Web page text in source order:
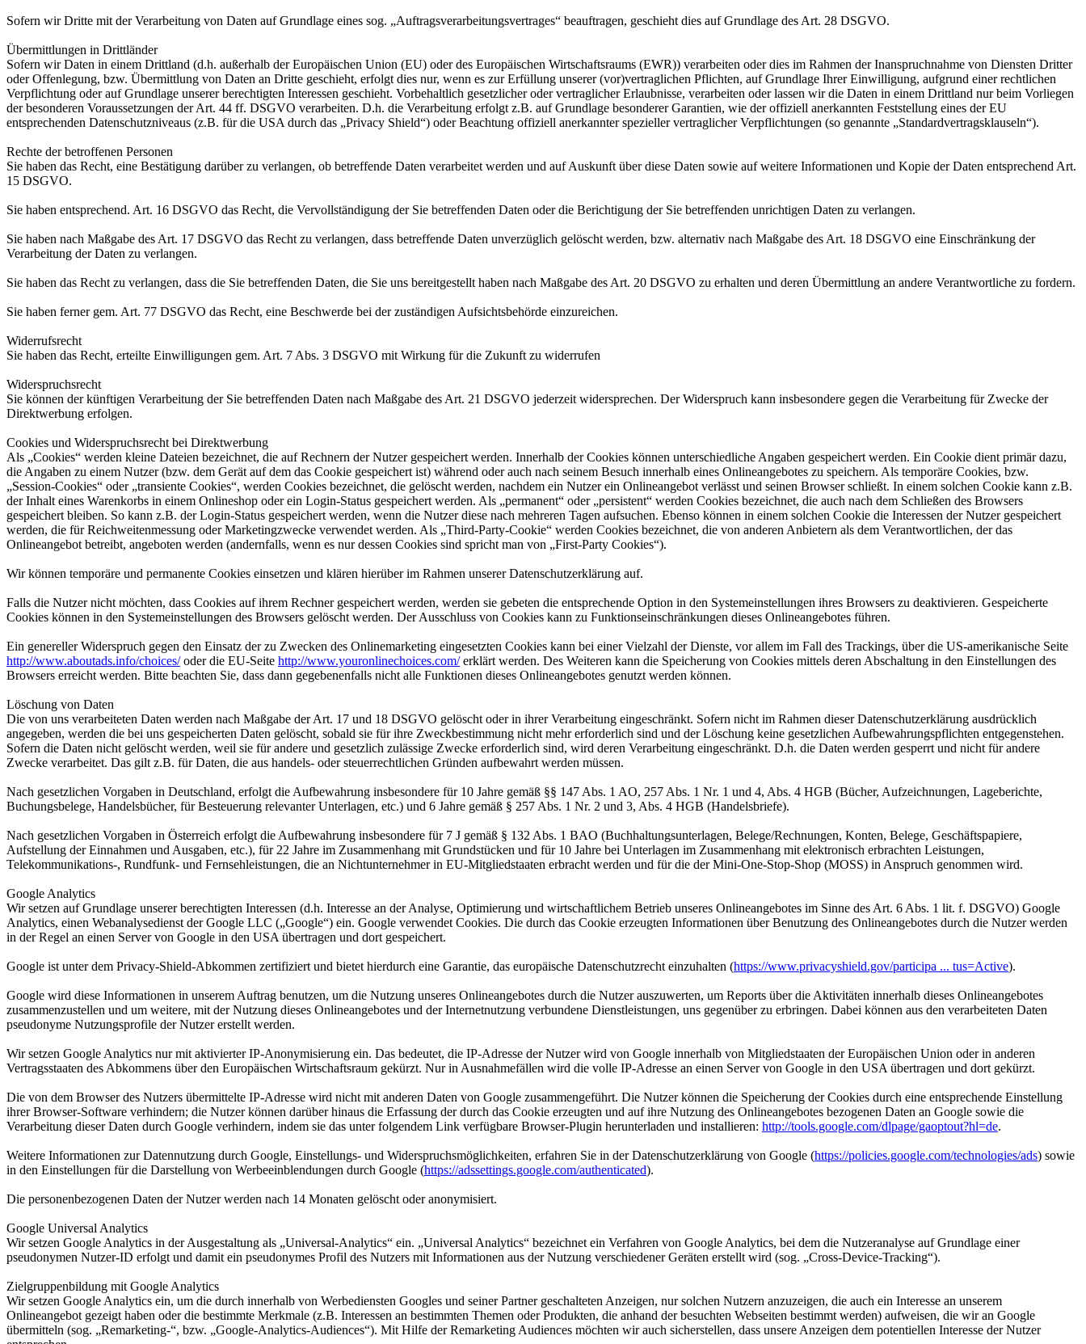
Sofern wir Dritte mit der Verarbeitung von Daten auf Grundlage eines sog. „Auftragsverarbeitungsvertrages“ beauftragen, geschieht dies auf Grundlage des Art. 28 DSGVO.
Übermittlungen in Drittländer
Sofern wir Daten in einem Drittland (d.h. außerhalb der Europäischen Union (EU) oder des Europäischen Wirtschaftsraums (EWR)) verarbeiten oder dies im Rahmen der Inanspruchnahme von Diensten Dritter
oder Offenlegung, bzw. Übermittlung von Daten an Dritte geschieht, erfolgt dies nur, wenn es zur Erfüllung unserer (vor)vertraglichen Pflichten, auf Grundlage Ihrer Einwilligung, aufgrund einer rechtlichen
Verpflichtung oder auf Grundlage unserer berechtigten Interessen geschieht. Vorbehaltlich gesetzlicher oder vertraglicher Erlaubnisse, verarbeiten oder lassen wir die Daten in einem Drittland nur beim Vorliegen
der besonderen Voraussetzungen der Art. 44 ff. DSGVO verarbeiten. D.h. die Verarbeitung erfolgt z.B. auf Grundlage besonderer Garantien, wie der offiziell anerkannten Feststellung eines der EU
entsprechenden Datenschutzniveaus (z.B. für die USA durch das „Privacy Shield“) oder Beachtung offiziell anerkannter spezieller vertraglicher Verpflichtungen (so genannte „Standardvertragsklauseln“).
Rechte der betroffenen Personen
Sie haben das Recht, eine Bestätigung darüber zu verlangen, ob betreffende Daten verarbeitet werden und auf Auskunft über diese Daten sowie auf weitere Informationen und Kopie der Daten entsprechend Art.
15 DSGVO.
Sie haben entsprechend. Art. 16 DSGVO das Recht, die Vervollständigung der Sie betreffenden Daten oder die Berichtigung der Sie betreffenden unrichtigen Daten zu verlangen.
Sie haben nach Maßgabe des Art. 17 DSGVO das Recht zu verlangen, dass betreffende Daten unverzüglich gelöscht werden, bzw. alternativ nach Maßgabe des Art. 18 DSGVO eine Einschränkung der
Verarbeitung der Daten zu verlangen.
Sie haben das Recht zu verlangen, dass die Sie betreffenden Daten, die Sie uns bereitgestellt haben nach Maßgabe des Art. 20 DSGVO zu erhalten und deren Übermittlung an andere Verantwortliche zu fordern.
Sie haben ferner gem. Art. 77 DSGVO das Recht, eine Beschwerde bei der zuständigen Aufsichtsbehörde einzureichen.
Widerrufsrecht
Sie haben das Recht, erteilte Einwilligungen gem. Art. 7 Abs. 3 DSGVO mit Wirkung für die Zukunft zu widerrufen
Widerspruchsrecht
Sie können der künftigen Verarbeitung der Sie betreffenden Daten nach Maßgabe des Art. 21 DSGVO jederzeit widersprechen. Der Widerspruch kann insbesondere gegen die Verarbeitung für Zwecke der
Direktwerbung erfolgen.
Cookies und Widerspruchsrecht bei Direktwerbung
Als „Cookies“ werden kleine Dateien bezeichnet, die auf Rechnern der Nutzer gespeichert werden. Innerhalb der Cookies können unterschiedliche Angaben gespeichert werden. Ein Cookie dient primär dazu,
die Angaben zu einem Nutzer (bzw. dem Gerät auf dem das Cookie gespeichert ist) während oder auch nach seinem Besuch innerhalb eines Onlineangebotes zu speichern. Als temporäre Cookies, bzw.
„Session-Cookies“ oder „transiente Cookies“, werden Cookies bezeichnet, die gelöscht werden, nachdem ein Nutzer ein Onlineangebot verlässt und seinen Browser schließt. In einem solchen Cookie kann z.B.
der Inhalt eines Warenkorbs in einem Onlineshop oder ein Login-Status gespeichert werden. Als „permanent“ oder „persistent“ werden Cookies bezeichnet, die auch nach dem Schließen des Browsers
gespeichert bleiben. So kann z.B. der Login-Status gespeichert werden, wenn die Nutzer diese nach mehreren Tagen aufsuchen. Ebenso können in einem solchen Cookie die Interessen der Nutzer gespeichert
werden, die für Reichweitenmessung oder Marketingzwecke verwendet werden. Als „Third-Party-Cookie“ werden Cookies bezeichnet, die von anderen Anbietern als dem Verantwortlichen, der das
Onlineangebot betreibt, angeboten werden (andernfalls, wenn es nur dessen Cookies sind spricht man von „First-Party Cookies“).
Wir können temporäre und permanente Cookies einsetzen und klären hierüber im Rahmen unserer Datenschutzerklärung auf.
Falls die Nutzer nicht möchten, dass Cookies auf ihrem Rechner gespeichert werden, werden sie gebeten die entsprechende Option in den Systemeinstellungen ihres Browsers zu deaktivieren. Gespeicherte
Cookies können in den Systemeinstellungen des Browsers gelöscht werden. Der Ausschluss von Cookies kann zu Funktionseinschränkungen dieses Onlineangebotes führen.
Ein genereller Widerspruch gegen den Einsatz der zu Zwecken des Onlinemarketing eingesetzten Cookies kann bei einer Vielzahl der Dienste, vor allem im Fall des Trackings, über die US-amerikanische Seite
http://www.aboutads.info/choices/oder die EU-Seite http://www.youronlinechoices.com/erklärt werden. Des Weiteren kann die Speicherung von Cookies mittels deren Abschaltung in den Einstellungen des
Browsers erreicht werden. Bitte beachten Sie, dass dann gegebenenfalls nicht alle Funktionen dieses Onlineangebotes genutzt werden können.
Löschung von Daten
Die von uns verarbeiteten Daten werden nach Maßgabe der Art. 17 und 18 DSGVO gelöscht oder in ihrer Verarbeitung eingeschränkt. Sofern nicht im Rahmen dieser Datenschutzerklärung ausdrücklich
angegeben, werden die bei uns gespeicherten Daten gelöscht, sobald sie für ihre Zweckbestimmung nicht mehr erforderlich sind und der Löschung keine gesetzlichen Aufbewahrungspflichten entgegenstehen.
Sofern die Daten nicht gelöscht werden, weil sie für andere und gesetzlich zulässige Zwecke erforderlich sind, wird deren Verarbeitung eingeschränkt. D.h. die Daten werden gesperrt und nicht für andere
Zwecke verarbeitet. Das gilt z.B. für Daten, die aus handels- oder steuerrechtlichen Gründen aufbewahrt werden müssen.
Nach gesetzlichen Vorgaben in Deutschland, erfolgt die Aufbewahrung insbesondere für 10 Jahre gemäß §§ 147 Abs. 1 AO, 257 Abs. 1 Nr. 1 und 4, Abs. 4 HGB (Bücher, Aufzeichnungen, Lageberichte,
Buchungsbelege, Handelsbücher, für Besteuerung relevanter Unterlagen, etc.) und 6 Jahre gemäß § 257 Abs. 1 Nr. 2 und 3, Abs. 4 HGB (Handelsbriefe).
Nach gesetzlichen Vorgaben in Österreich erfolgt die Aufbewahrung insbesondere für 7 J gemäß § 132 Abs. 1 BAO (Buchhaltungsunterlagen, Belege/Rechnungen, Konten, Belege, Geschäftspapiere,
Aufstellung der Einnahmen und Ausgaben, etc.), für 22 Jahre im Zusammenhang mit Grundstücken und für 10 Jahre bei Unterlagen im Zusammenhang mit elektronisch erbrachten Leistungen,
Telekommunikations-, Rundfunk- und Fernsehleistungen, die an Nichtunternehmer in EU-Mitgliedstaaten erbracht werden und für die der Mini-One-Stop-Shop (MOSS) in Anspruch genommen wird.
Google Analytics
Wir setzen auf Grundlage unserer berechtigten Interessen (d.h. Interesse an der Analyse, Optimierung und wirtschaftlichem Betrieb unseres Onlineangebotes im Sinne des Art. 6 Abs. 1 lit. f. DSGVO) Google
Analytics, einen Webanalysedienst der Google LLC („Google“) ein. Google verwendet Cookies. Die durch das Cookie erzeugten Informationen über Benutzung des Onlineangebotes durch die Nutzer werden
in der Regel an einen Server von Google in den USA übertragen und dort gespeichert.
Google ist unter dem Privacy-Shield-Abkommen zertifiziert und bietet hierdurch eine Garantie, das europäische Datenschutzrecht einzuhalten (https://www.privacyshield.gov/participa ... tus=Active).
Google wird diese Informationen in unserem Auftrag benutzen, um die Nutzung unseres Onlineangebotes durch die Nutzer auszuwerten, um Reports über die Aktivitäten innerhalb dieses Onlineangebotes
zusammenzustellen und um weitere, mit der Nutzung dieses Onlineangebotes und der Internetnutzung verbundene Dienstleistungen, uns gegenüber zu erbringen. Dabei können aus den verarbeiteten Daten
pseudonyme Nutzungsprofile der Nutzer erstellt werden.
Wir setzen Google Analytics nur mit aktivierter IP-Anonymisierung ein. Das bedeutet, die IP-Adresse der Nutzer wird von Google innerhalb von Mitgliedstaaten der Europäischen Union oder in anderen
Vertragsstaaten des Abkommens über den Europäischen Wirtschaftsraum gekürzt. Nur in Ausnahmefällen wird die volle IP-Adresse an einen Server von Google in den USA übertragen und dort gekürzt.
Die von dem Browser des Nutzers übermittelte IP-Adresse wird nicht mit anderen Daten von Google zusammengeführt. Die Nutzer können die Speicherung der Cookies durch eine entsprechende Einstellung
ihrer Browser-Software verhindern; die Nutzer können darüber hinaus die Erfassung der durch das Cookie erzeugten und auf ihre Nutzung des Onlineangebotes bezogenen Daten an Google sowie die
Verarbeitung dieser Daten durch Google verhindern, indem sie das unter folgendem Link verfügbare Browser-Plugin herunterladen und installieren: http://tools.google.com/dlpage/gaoptout?hl=de.
Weitere Informationen zur Datennutzung durch Google, Einstellungs- und Widerspruchsmöglichkeiten, erfahren Sie in der Datenschutzerklärung von Google (https://policies.google.com/technologies/ads) sowie
in den Einstellungen für die Darstellung von Werbeeinblendungen durch Google (https://adssettings.google.com/authenticated).
Die personenbezogenen Daten der Nutzer werden nach 14 Monaten gelöscht oder anonymisiert.
Google Universal Analytics
Wir setzen Google Analytics in der Ausgestaltung als „Universal-Analytics“ ein. „Universal Analytics“ bezeichnet ein Verfahren von Google Analytics, bei dem die Nutzeranalyse auf Grundlage einer
pseudonymen Nutzer-ID erfolgt und damit ein pseudonymes Profil des Nutzers mit Informationen aus der Nutzung verschiedener Geräten erstellt wird (sog. „Cross-Device-Tracking“).
Zielgruppenbildung mit Google Analytics
Wir setzen Google Analytics ein, um die durch innerhalb von Werbediensten Googles und seiner Partner geschalteten Anzeigen, nur solchen Nutzern anzuzeigen, die auch ein Interesse an unserem
Onlineangebot gezeigt haben oder die bestimmte Merkmale (z.B. Interessen an bestimmten Themen oder Produkten, die anhand der besuchten Webseiten bestimmt werden) aufweisen, die wir an Google
übermitteln (sog. „Remarketing-“, bzw. „Google-Analytics-Audiences“). Mit Hilfe der Remarketing Audiences möchten wir auch sicherstellen, dass unsere Anzeigen dem potentiellen Interesse der Nutzer